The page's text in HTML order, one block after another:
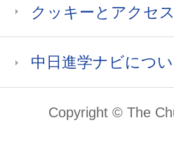
クッキーとアクセ
中日進学ナビにつ
Copyright © The